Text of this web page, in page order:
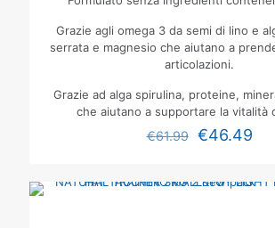
Grazie agli omega 3 da semi di lino e
serrata e magnesio che aiutano a
articolazioni.
Grazie ad alga spirulina, proteine,
che aiutano a supportare la vitalità
€61.99 €46.49